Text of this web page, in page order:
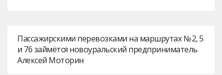
Пассажирскими перевозками на маршрутах № 2, 5
и 76 займётся новоуральский предприниматель
Алексей Моторин